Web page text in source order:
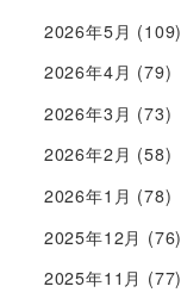
2026年5月 (109)
2026年4月 (79)
2026年3月 (73)
2026年2月 (58)
2026年1月 (78)
2025年12月 (76)
2025年11月 (77)